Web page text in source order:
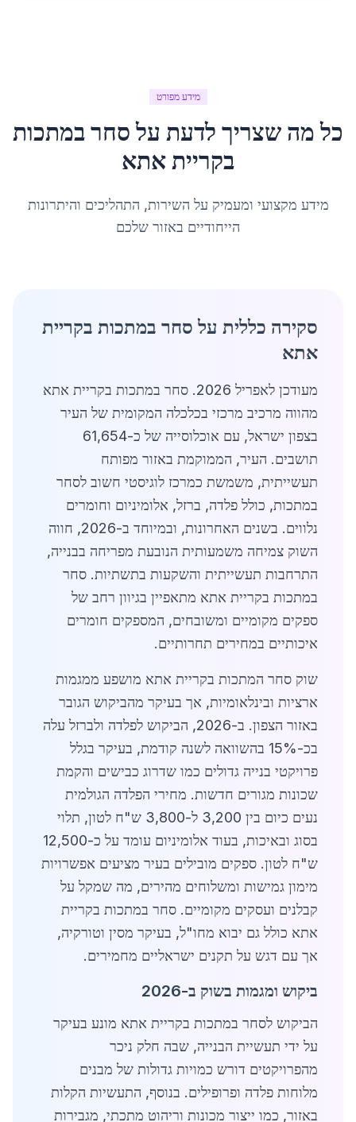
מידע מפורט
כל מה שצריך לדעת עלסחר במתכות
בקריית אתא
מידע מקצועי ומעמיק על השירות, התהליכים והיתרונות
הייחודיים באזור שלכם
סקירה כללית על סחר במתכות בקריית
אתא
מעודכן לאפריל 2026. סחר במתכות בקריית אתא
מהווה מרכיב מרכזי בכלכלה המקומית של העיר
בצפון ישראל, עם אוכלוסייה של כ-61,654
תושבים. העיר, הממוקמת באזור מפותח
תעשייתית, משמשת כמרכז לוגיסטי חשוב לסחר
במתכות, כולל פלדה, ברזל, אלומיניום וחומרים
נלווים. בשנים האחרונות, ובמיוחד ב-2026, חווה
השוק צמיחה משמעותית הנובעת מפריחה בבנייה,
התרחבות תעשייתית והשקעות בתשתיות. סחר
במתכות בקריית אתא מתאפיין בגיוון רחב של
ספקים מקומיים ומשובחים, המספקים חומרים
איכותיים במחירים תחרותיים.
שוק סחר המתכות בקריית אתא מושפע ממגמות
ארציות ובינלאומיות, אך בעיקר מהביקוש הגובר
באזור הצפון. ב-2026, הביקוש לפלדה ולברזל עלה
בכ-15% בהשוואה לשנה קודמת, בעיקר בגלל
פרויקטי בנייה גדולים כמו שדרוג כבישים והקמת
שכונות מגורים חדשות. מחירי הפלדה הגולמית
נעים כיום בין 3,200 ל-3,800 ש"ח לטון, תלוי
בסוג ובאיכות, בעוד אלומיניום עומד על כ-12,500
ש"ח לטון. ספקים מובילים בעיר מציעים אפשרויות
מימון גמישות ומשלוחים מהירים, מה שמקל על
קבלנים ועסקים מקומיים. סחר במתכות בקריית
אתא כולל גם יבוא מחו"ל, בעיקר מסין וטורקיה,
אך עם דגש על תקנים ישראליים מחמירים.
ביקוש ומגמות בשוק ב-2026
הביקוש לסחר במתכות בקריית אתא מונע בעיקר
על ידי תעשיית הבנייה, שבה חלק ניכר
מהפרויקטים דורש כמויות גדולות של מבנים
מלוחות פלדה ופרופילים. בנוסף, התעשיות הקלות
באזור, כמו ייצור מכונות וריהוט מתכתי, מגבירות